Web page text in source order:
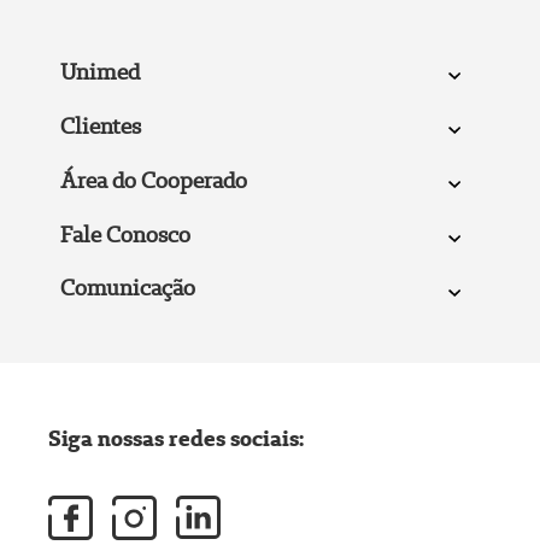
Unimed
Clientes
Área do Cooperado
Fale Conosco
Comunicação
Siga nossas redes sociais: